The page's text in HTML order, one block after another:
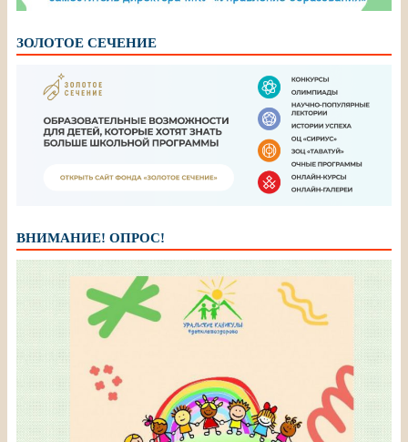
ЗОЛОТОЕ СЕЧЕНИЕ
ВНИМАНИЕ! ОПРОС!